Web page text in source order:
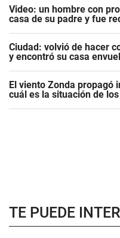
Video: un hombre con
casa de su padre y fue
Ciudad: volvió de hacer
y encontró su casa
El viento Zonda propagó
cuál es la situación de
TE PUEDE